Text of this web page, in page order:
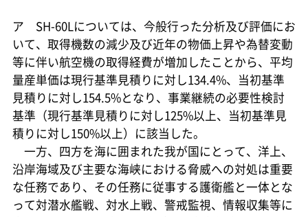
ア SH-60Lについては、今般行った分析及び評価にお
いて、取得機数の減少及び近年の物価上昇や為替変動
等に伴い航空機の取得経費が増加したことから、平均
量産単価は現行基準見積りに対し134.4%、当初基準
見積りに対し154.5%となり、事業継続の必要性検討
基準（現行基準見積りに対し125%以上、当初基準見
積りに対し150%以上）に該当した。
一方、四方を海に囲まれた我が国にとって、洋上、
沿岸海域及び主要な海峡における脅威への対処は重要
な任務であり、その任務に従事する護衛艦と一体とな
って対潜水艦戦、対水上戦、警戒監視、情報収集等に